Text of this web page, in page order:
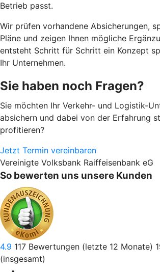
Betrieb passt.
Wir prüfen vorhandene Absicherungen,
Pläne und zeigen Ihnen mögliche
entsteht Schritt für Schritt ein Konzept
Ihr Unternehmen.
Sie haben noch Fragen?
Sie möchten Ihr Verkehr- und Logistik-
absichern und dabei von der Erfahrung
profitieren?
Jetzt Termin vereinbaren
Vereinigte Volksbank Raiffeisenbank eG
So bewerten uns unsere Kunden
4.9 117 Bewertungen (letzte 12 Monate)
(insgesamt)